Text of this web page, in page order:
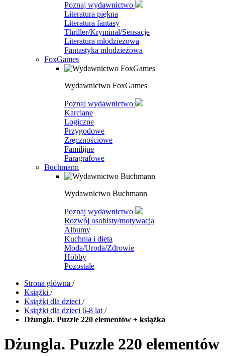
Poznaj wydawnictwo
Literatura piękna
Literatura fantasy
Thriller/Kryminał/Sensacje
Literatura młodzieżowa
Fantastyka młodzieżowa
FoxGames
Wydawnictwo FoxGames
Poznaj wydawnictwo
Karciane
Logiczne
Przygodowe
Zręcznościowe
Familijne
Paragrafowe
Buchmann
Wydawnictwo Buchmann
Poznaj wydawnictwo
Rozwój osobisty/motywacja
Albumy
Kuchnia i dieta
Moda/Uroda/Zdrowie
Hobby
Pozostałe
Strona główna /
Książki /
Książki dla dzieci /
Książki dla dzieci 6-8 lat /
Dżungla. Puzzle 220 elementów + książka
Dżungla. Puzzle 220 elementów